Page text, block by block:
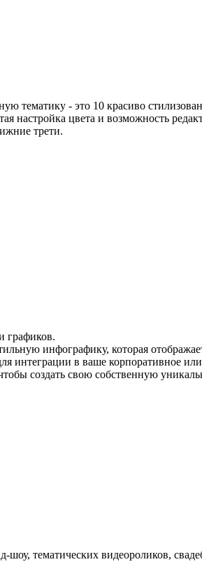
тематику - это 10 красиво
настройка цвета и возможность
трети.
графиков.
инфографику, которая
интеграции в ваше корпоративное или
создать свою собственную
шоу, тематических видеороликов,